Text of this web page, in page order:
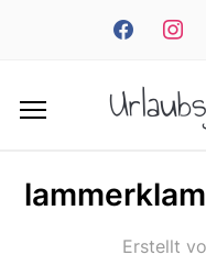
facebook
Erstellt